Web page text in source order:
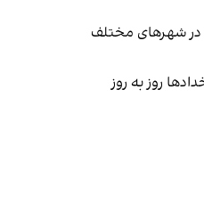
اعتصاب در شهرهای مختلف
روز به روز